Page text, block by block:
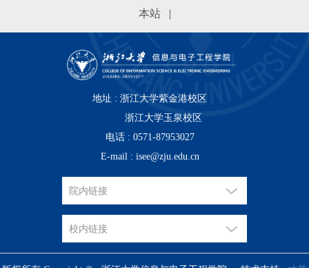
本站
|
地址 : 浙江大学紫金港校区
浙江大学玉泉校区
电话 : 0571-87953027
E-mail : isee@zju.edu.cn